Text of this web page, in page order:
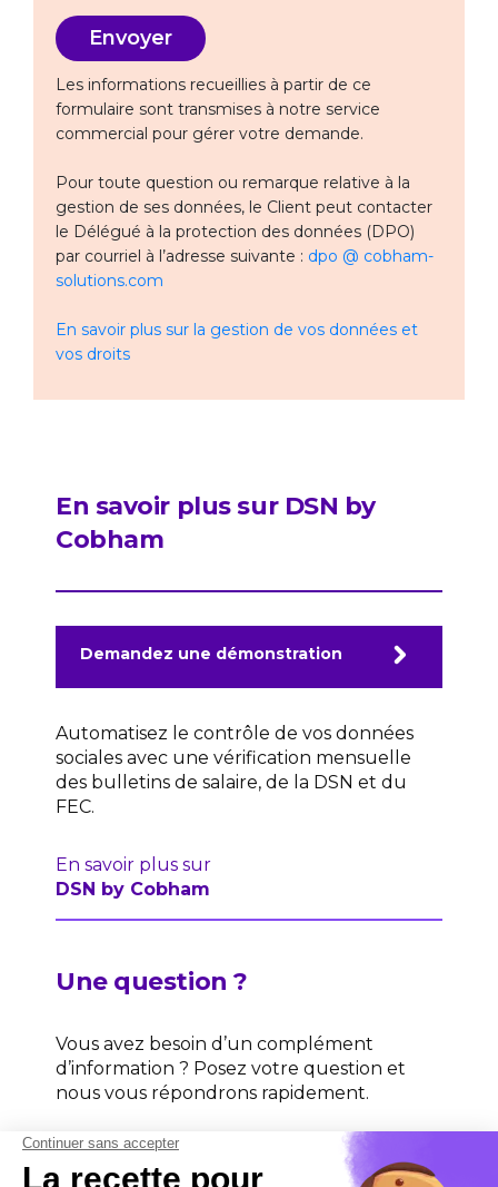
Les informations recueillies à partir de ce
formulaire sont transmises à notre service
commercial pour gérer votre demande.
Pour toute question ou remarque relative à la
gestion de ses données, le Client peut contacter
le Délégué à la protection des données (DPO)
par courriel à l’adresse suivante : dpo @ cobham-
solutions.com
En savoir plus sur la gestion de vos données et
vos droits
En savoir plus sur DSN by
Cobham
Demandez une démonstration
Automatisez le contrôle de vos données
sociales avec une vérification mensuelle
des bulletins de salaire, de la DSN et du
FEC.
En savoir plus sur
DSN by Cobham
Une question ?
Vous avez besoin d’un complément
d’information ? Posez votre question et
nous vous répondrons rapidement.
Contactez-nous